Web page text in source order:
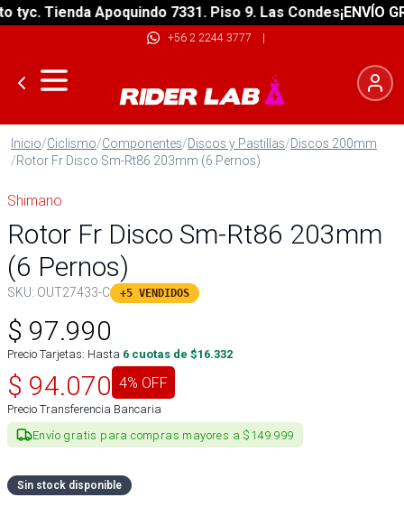
Tienda Apoquindo 7331. Piso 9. Las Condes¡ENVÍO
+56 2 2244 3777 |
Inicio/Ciclismo/Componentes/Discos y Pastillas/Discos 200mm
/Rotor Fr Disco Sm-Rt86 203mm (6 Pernos)
Shimano
Rotor Fr Disco Sm-Rt86 203mm
(6 Pernos)
SKU: OUT27433-C +5 VENDIDOS
$ 97.990
Precio Tarjetas: Hasta 6 cuotas de $16.332
$ 94.070 4% OFF
Precio Transferencia Bancaria
Envío gratis para compras mayores a $149.999
Sin stock disponible